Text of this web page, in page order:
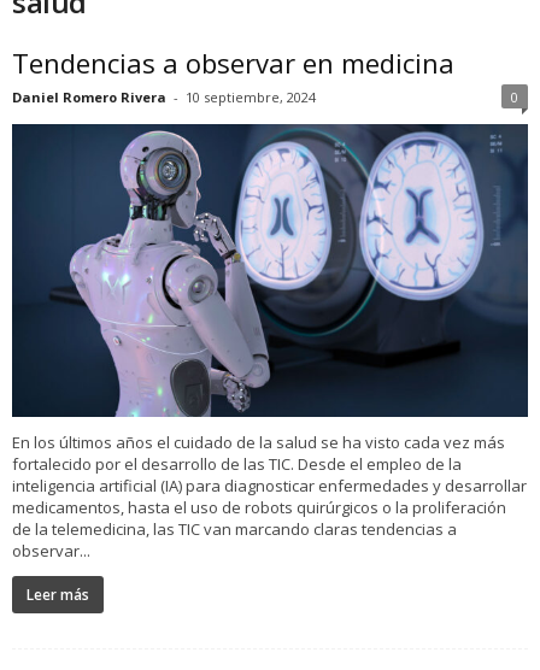
Tendencias a observar en medicina
Daniel Romero Rivera - 10 septiembre, 2024 0
En los últimos años el cuidado de la salud se ha visto cada vez más
fortalecido por el desarrollo de las TIC. Desde el empleo de la
inteligencia artificial (IA) para diagnosticar enfermedades y desarrollar
medicamentos, hasta el uso de robots quirúrgicos o la proliferación
de la telemedicina, las TIC van marcando claras tendencias a
observar...
Leer más